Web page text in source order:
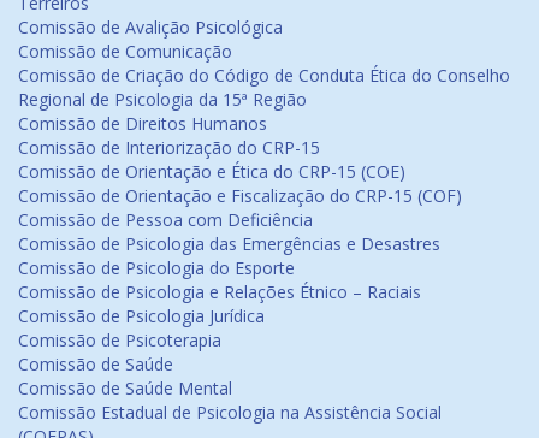
Comissão de Avalição Psicológica
Comissão de Comunicação
Comissão de Criação do Código de Conduta Ética do Conselho
Regional de Psicologia da 15ª Região
Comissão de Direitos Humanos
Comissão de Interiorização do CRP-15
Comissão de Orientação e Ética do CRP-15 (COE)
Comissão de Orientação e Fiscalização do CRP-15 (COF)
Comissão de Pessoa com Deficiência
Comissão de Psicologia das Emergências e Desastres
Comissão de Psicologia do Esporte
Comissão de Psicologia e Relações Étnico – Raciais
Comissão de Psicologia Jurídica
Comissão de Psicoterapia
Comissão de Saúde
Comissão de Saúde Mental
Comissão Estadual de Psicologia na Assistência Social